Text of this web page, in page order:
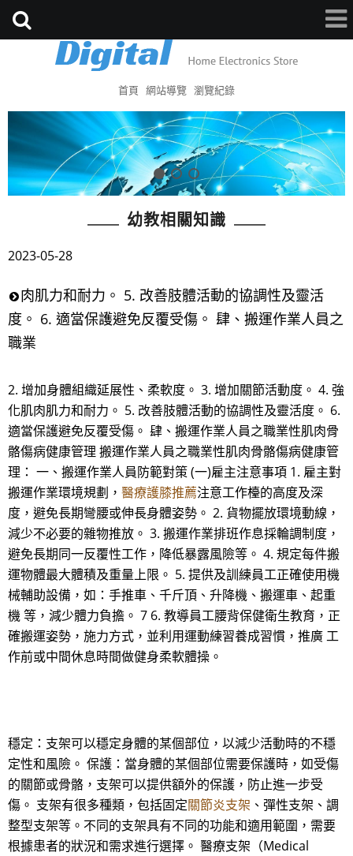
首頁 網站導覽 瀏覽紀錄
幼教相關知識
2023-05-28
肉肌力和耐力。 5. 改善肢體活動的協調性及靈活
度。 6. 適當保護避免反覆受傷。 肆、搬運作業人員之
職業
2. 增加身體組織延展性、柔軟度。 3. 增加關節活動度。 4. 強
化肌肉肌力和耐力。 5. 改善肢體活動的協調性及靈活度。 6.
適當保護避免反覆受傷。 肆、搬運作業人員之職業性肌肉骨
骼傷病健康管理 搬運作業人員之職業性肌肉骨骼傷病健康管
理： 一、搬運作業人員防範對策 (一)雇主注意事項 1. 雇主對
搬運作業環境規劃， 醫療護膝推薦注意工作檯的高度及深
度，避免長期彎腰或伸長身體姿勢。 2. 貨物擺放環境動線，
減少不必要的雜物推放。 3. 搬運作業排班作息採輪調制度，
避免長期同一反覆性工作，降低暴露風險等。 4. 規定每件搬
運物體最大體積及重量上限。 5. 提供及訓練員工正確使用機
械輔助設備，如：手推車、千斤頂、升降機、搬運車、起重
機 等，減少體力負擔。 7 6. 教導員工腰背保健衛生教育，正
確搬運姿勢，施力方式，並利用運動練習養成習慣，推廣 工
作前或中間休息時間做健身柔軟體操。
穩定：支架可以穩定身體的某個部位，以減少活動時的不穩
定性和風險。 保護：當身體的某個部位需要保護時，如受傷
的關節或骨骼，支架可以提供額外的保護，防止進一步受
傷。 支架有很多種類，包括固定關節炎支架 、彈性支架、調
整型支架等。不同的支架具有不同的功能和適用範圍，需要
根據患者的狀況和需求進行選擇。 醫療支架（Medical